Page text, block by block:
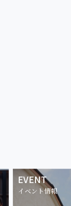
EVENT
イベント情報